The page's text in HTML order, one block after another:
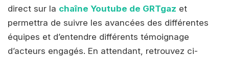
direct sur la chaîne Youtube de GRTgaz et
permettra de suivre les avancées des différentes
équipes et d’entendre différents témoignage
d’acteurs engagés. En attendant, retrouvez ci-